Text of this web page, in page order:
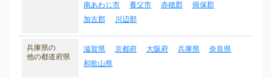
南あわじ市
養父市 赤穂郡
揖保郡
加古郡
川辺郡
兵庫県の
他の都道府県
滋賀県 京都府 大阪府 兵庫県
奈良県
和歌山県